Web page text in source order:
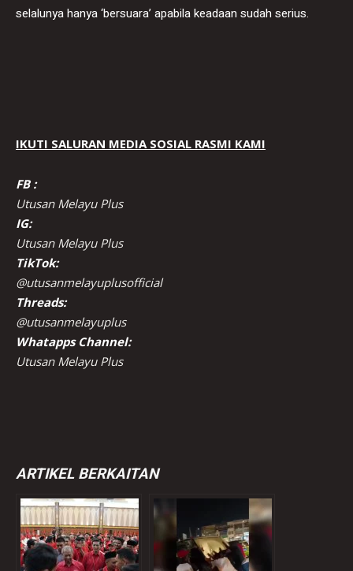
selalunya hanya ‘bersuara’ apabila keadaan sudah serius.
IKUTI SALURAN MEDIA SOSIAL RASMI KAMI
FB :
Utusan Melayu Plus
IG:
Utusan Melayu Plus
TikTok:
@utusanmelayuplusofficial
Threads:
@utusanmelayuplus
Whatapps Channel:
Utusan Melayu Plus
ARTIKEL BERKAITAN